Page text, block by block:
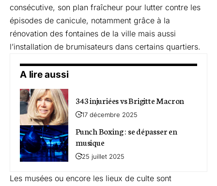
consécutive, son plan fraîcheur pour lutter contre les
épisodes de canicule, notamment grâce à la
rénovation des fontaines de la ville mais aussi
l’installation de brumisateurs dans certains quartiers.
A lire aussi
343 injuriées vs Brigitte Macron
17 décembre 2025
Punch Boxing : se dépasser en
musique
25 juillet 2025
Les musées ou encore les lieux de culte sont